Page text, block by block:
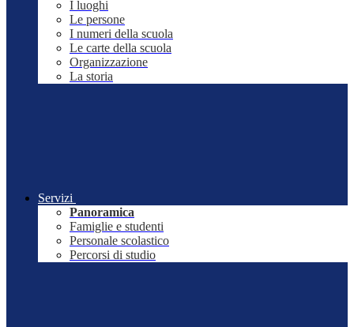
I luoghi
Le persone
I numeri della scuola
Le carte della scuola
Organizzazione
La storia
Servizi
Panoramica
Famiglie e studenti
Personale scolastico
Percorsi di studio